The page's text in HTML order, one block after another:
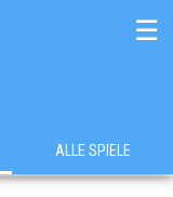
☰
ALLE SPIELE